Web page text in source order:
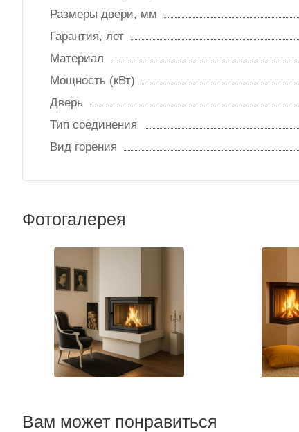
Размеры двери, мм
Гарантия, лет
Материал
Мощность (кВт)
Дверь
Тип соединения
Вид горения
Фотогалерея
Вам может понравиться